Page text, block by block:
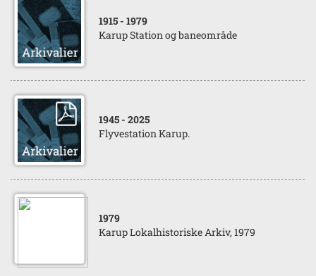
1915 - 1979
Karup Station og baneområde
1945 - 2025
Flyvestation Karup.
1979
Karup Lokalhistoriske Arkiv, 1979